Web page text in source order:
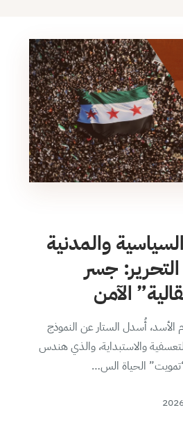
والمدنية
جسر
الآمن
الأسد، أُسدل الستار عن النموذج
والاستبداية، والذي هندس
“تمويت” الحياة الس…